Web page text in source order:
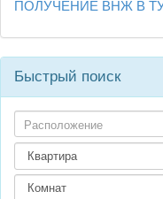
ПОЛУЧЕНИЕ ВНЖ В
Быстрый поиск
Расположение